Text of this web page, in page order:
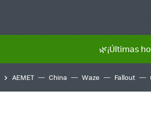
🌿¡Últimas
AEMET China Waze Fallout